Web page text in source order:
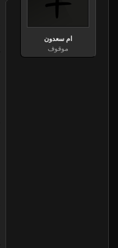
ام سعدون
موقوف